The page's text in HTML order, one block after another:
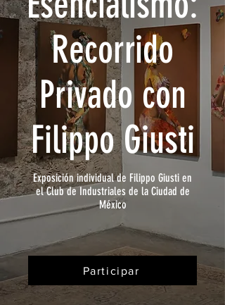
Recorrido
Privado con
Filippo Giusti
Exposición individual de Filippo Giusti en
el Club de Industriales de la Ciudad de
México
Participar